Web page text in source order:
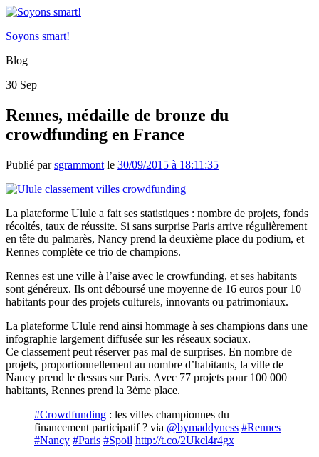
Soyons smart!
Blog
30 Sep
Rennes, médaille de bronze du
crowdfunding en France
Publié parsgrammont le 30/09/2015 à 18:11:35
La plateforme Ulule a fait ses statistiques : nombre de projets, fonds
récoltés, taux de réussite. Si sans surprise Paris arrive régulièrement
en tête du palmarès, Nancy prend la deuxième place du podium, et
Rennes complète ce trio de champions.
Rennes est une ville à l’aise avec le crowfunding, et ses habitants
sont généreux. Ils ont déboursé une moyenne de 16 euros pour 10
habitants pour des projets culturels, innovants ou patrimoniaux.
La plateforme Ulule rend ainsi hommage à ses champions dans une
infographie largement diffusée sur les réseaux sociaux.
Ce classement peut réserverpas mal de surprises. En nombre de
projets, proportionnellement au nombre d’habitants, la ville de
Nancy prend le dessus sur Paris. Avec 77 projets pour 100 000
habitants, Rennes prend la 3ème place.
#Crowdfunding : les villes championnes du
financement participatif ? via @bymaddyness #Rennes
#Nancy #Paris #Spoil http://t.co/2Ukcl4r4gx